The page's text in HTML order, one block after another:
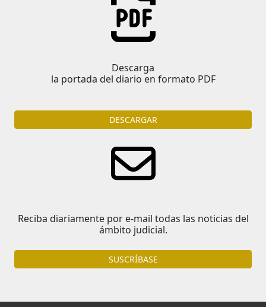
Descarga
la portada del diario en formato PDF
DESCARGAR
Reciba diariamente por e-mail todas las noticias del
ámbito judicial.
SUSCRÍBASE